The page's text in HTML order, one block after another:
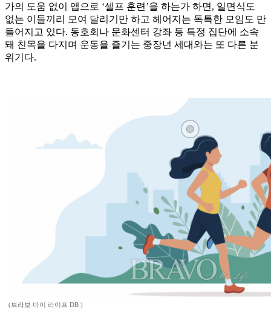
가의 도움 없이 앱으로 ‘셀프 훈련’을 하는가 하면, 일면식도
없는 이들끼리 모여 달리기만 하고 헤어지는 독특한 모임도 만
들어지고 있다. 동호회나 문화센터 강좌 등 특정 집단에 소속
돼 친목을 다지며 운동을 즐기는 중장년 세대와는 또 다른 분
위기다.
(브라보 마이 라이프 DB )